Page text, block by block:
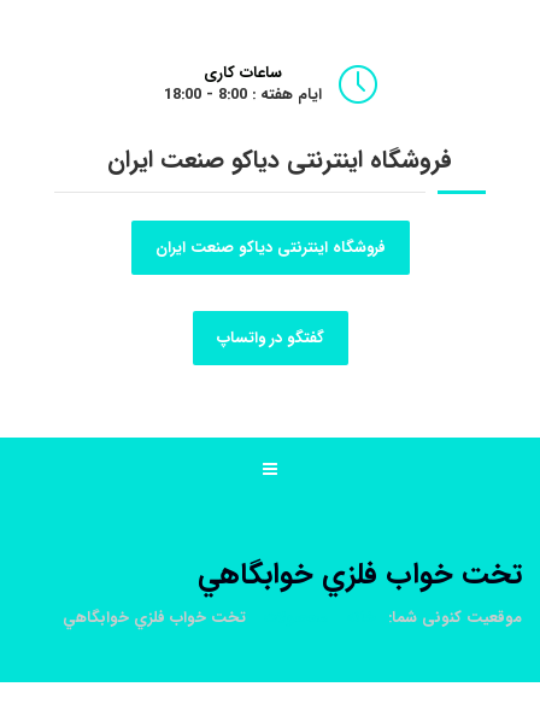
ساعات کاری
ایام هفته : 8:00 - 18:00
فروشگاه اینترنتی دیاکو صنعت ایران
فروشگاه اینترنتی دیاکو صنعت ایران
گفتگو در واتساپ
تخت خواب فلزي خوابگاهي
موقعیت کنونی شما: تخت خواب فلزي خوابگاهي